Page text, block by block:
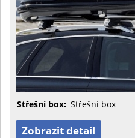
Střešní box: Střešní box
Zobrazit detail